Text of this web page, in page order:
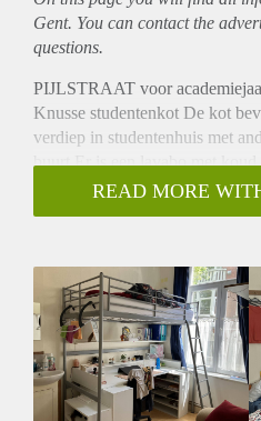
Gent. You can contact the
questions.
PIJLSTRAAT voor
Knusse studentenkot De kot
verdiep in studentenhuis met
buurt Er is een lavabo met
verwarming . De keuken,
gemeenschappelijk. Er is tevens
buurt van GUSB en Odisee.
supermarkten, tram-en
maand, ALL-IN (
student, domiciliëring niet
READ MORE